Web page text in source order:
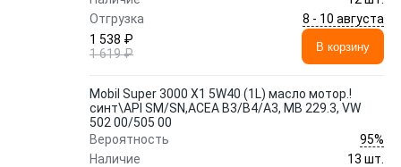
Отгрузка
8 - 10 августа
1 538 ₽
1 619 ₽
В корзину
Mobil Super 3000 X1 5W40 (1L) масло мотор.!
синт\API SM/SN,ACEA B3/B4/A3, MB 229.3, VW
502 00/505 00
Вероятность
95%
Наличие
13 шт.